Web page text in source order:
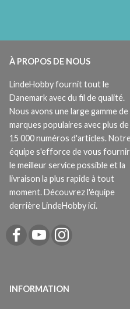
À PROPOS DE NOUS
LindeHobby fournit tout le
Danemark avec du fil de qualité.
Nous avons une large gamme de
marques populaires avec plus de
15 000 numéros d'articles.
équipe s'efforce de vous fournir
le meilleur service possible et la
livraison la plus rapide à tout
moment. Découvrez l'équipe
derrière LindeHobby ici.
INFORMATION